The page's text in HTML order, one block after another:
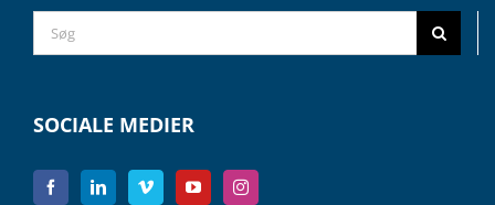
Search
for:
SOCIALE MEDIER